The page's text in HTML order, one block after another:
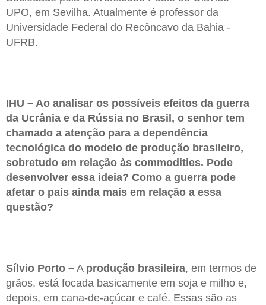
UPO, em Sevilha. Atualmente é professor da
Universidade Federal do Recôncavo da Bahia -
UFRB.
IHU – Ao analisar os possíveis efeitos da guerra
da Ucrânia e da Rússia no Brasil, o senhor tem
chamado a atenção para a dependência
tecnológica do modelo de produção brasileiro,
sobretudo em relação às commodities. Pode
desenvolver essa ideia? Como a guerra pode
afetar o país ainda mais em relação a essa
questão?
Sílvio Porto – A produção brasileira, em termos de
grãos, está focada basicamente em soja e milho e,
depois, em cana-de-açúcar e café. Essas são as